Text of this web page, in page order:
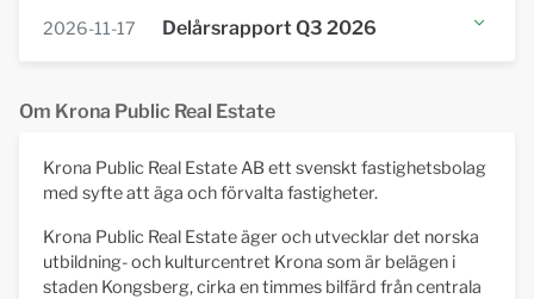
Lägg till i kalender (iCal)
Lägg till i Googlekalender
2026-11-17 Delårsrapport Q3 2026
Om Krona Public Real Estate
Krona Public Real Estate AB ett svenskt fastighetsbolag
med syfte att äga och förvalta fastigheter.
Krona Public Real Estate äger och utvecklar det norska
utbildning- och kulturcentret Krona som är belägen i
staden Kongsberg, cirka en timmes bilfärd från centrala